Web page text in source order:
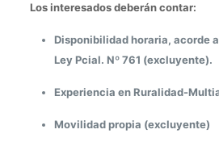
Los interesados deberán contar:
Disponibilidad horaria, acorde
Ley Pcial. Nº 761 (excluyente).
Experiencia en Ruralidad-
Movilidad propia (excluyente)